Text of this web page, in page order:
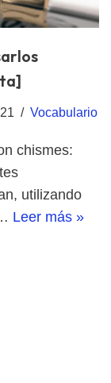
Vocabulario
chismes:
utilizando
Leer más »